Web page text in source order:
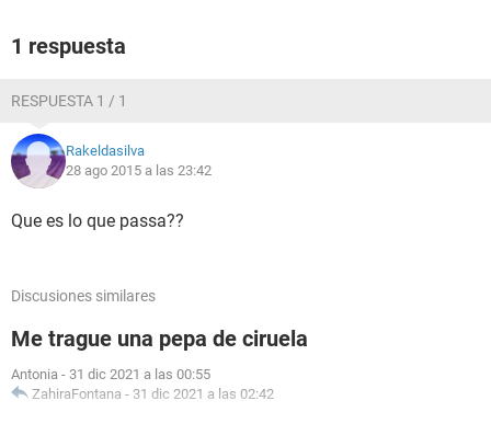
1 respuesta
RESPUESTA 1 / 1
Rakeldasilva
28 ago 2015 a las 23:42
Que es lo que passa??
Discusiones similares
Me trague una pepa de ciruela
Antonia - 31 dic 2021 a las 00:55
ZahiraFontana - 31 dic 2021 a las 02:42